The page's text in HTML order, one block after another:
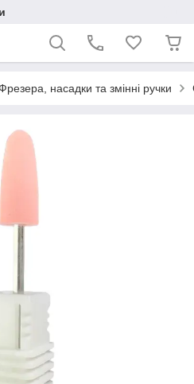
насадки та змінні ручки